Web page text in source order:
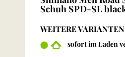
Schuh SPD-SL
WEITERE
sofort im Laden